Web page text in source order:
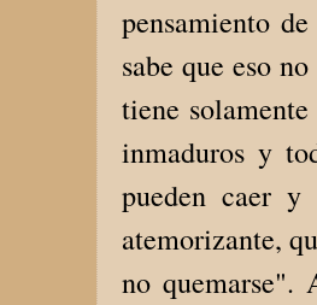
pensamiento
sabe que eso
tiene
inmaduros y
pueden caer y
atemorizante,
no quemarse".